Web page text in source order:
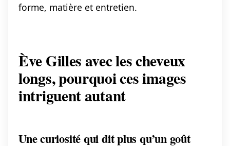
forme, matière et entretien.
Ève Gilles avec les cheveux
longs, pourquoi ces images
intriguent autant
Une curiosité qui dit plus qu’un goût